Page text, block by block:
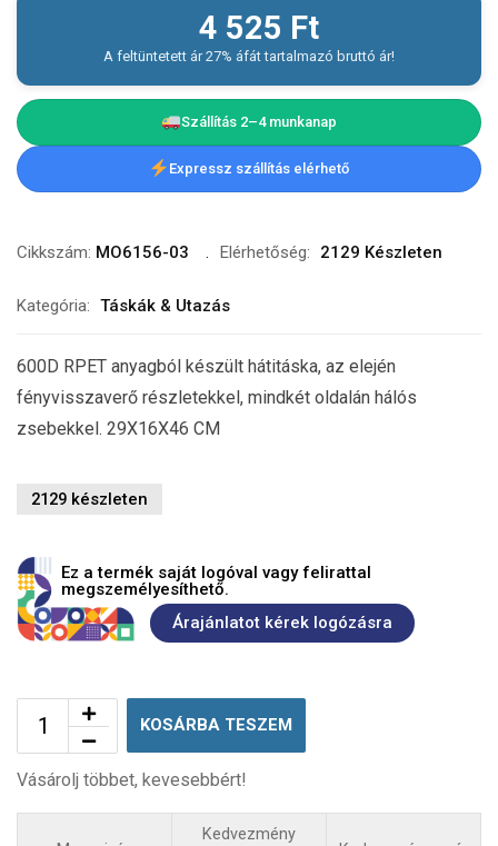
4 525 Ft
A feltüntetett ár 27% áfát tartalmazó bruttó ár!
Szállítás 2–4 munkanap
Expressz szállítás elérhető
Cikkszám: MO6156-03 Elérhetőség: 2129 Készleten
Kategória: Táskák & Utazás
600D RPET anyagból készült hátitáska, az elején
fényvisszaverő részletekkel, mindkét oldalán hálós
zsebekkel. 29X16X46 CM
2129 készleten
Ez a termék saját logóval vagy felirattal
megszemélyesíthető.
Árajánlatot kérek logózásra
KOSÁRBA TESZEM
Vásárolj többet, kevesebbért!
Kedvezmény